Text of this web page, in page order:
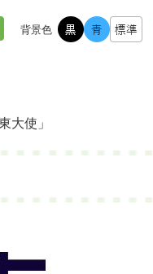
背景色
大使」